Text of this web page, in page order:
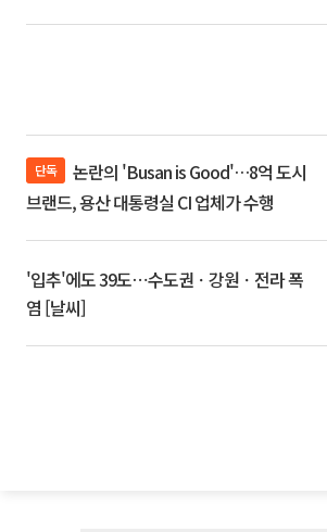
단독
브랜드, 용산 대통령실 CI 업체가 수행
'입추'에도 39도⋯수도권ㆍ강원ㆍ전라 폭
염 [날씨]